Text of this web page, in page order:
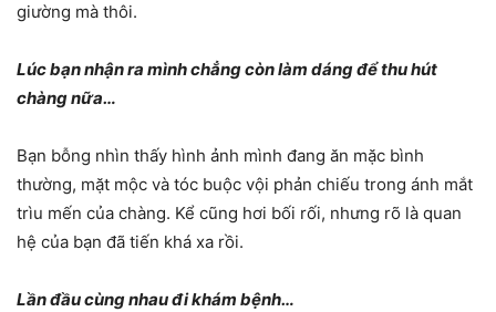
giường mà thôi.
Lúc bạn nhận ra mình chẳng còn làm dáng để thu hút
chàng nữa…
Bạn bỗng nhìn thấy hình ảnh mình đang ăn mặc bình
thường, mặt mộc và tóc buộc vội phản chiếu trong ánh mắt
trìu mến của chàng. Kể cũng hơi bối rối, nhưng rõ là quan
hệ của bạn đã tiến khá xa rồi.
Lần đầu cùng nhau đi khám bệnh…